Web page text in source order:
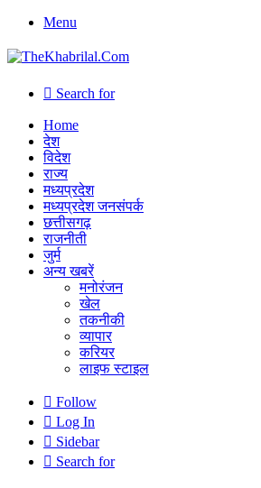
Menu
Search for
Home
देश
विदेश
राज्य
मध्यप्रदेश
मध्यप्रदेश जनसंपर्क
छत्तीसगढ़
राजनीती
जुर्म
अन्य खबरें
मनोरंजन
खेल
तकनीकी
व्यापार
करियर
लाइफ स्टाइल
Follow
Log In
Sidebar
Search for